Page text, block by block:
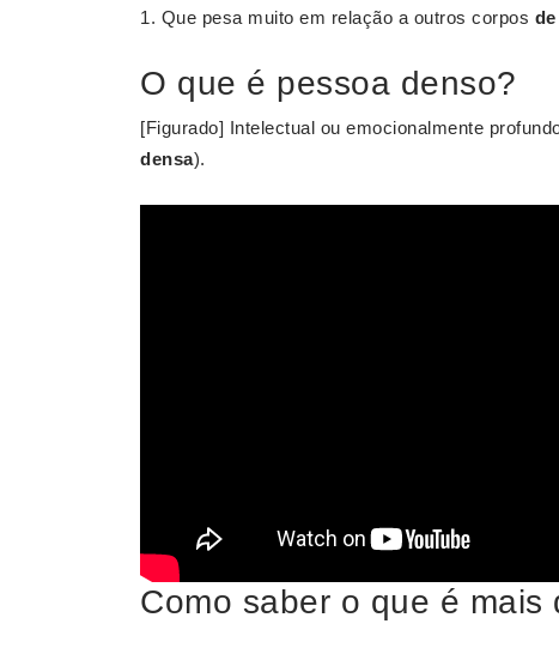
1. Que pesa muito em relação a outros corpos de
O que é pessoa denso?
[Figurado] Intelectual ou emocionalmente
densa).
Como saber o que é mais